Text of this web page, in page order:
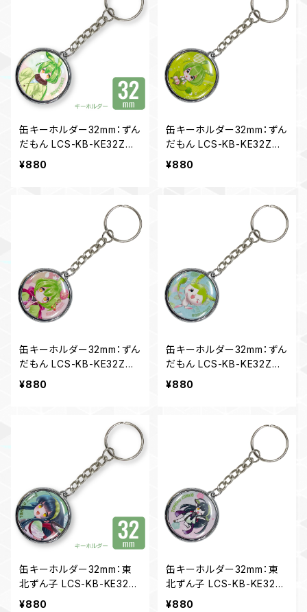
缶キーホルダー32mm：ずん
だもん LCS-KB-KE32ZM0
6
¥880
缶キーホルダー32mm：ずん
だもん LCS-KB-KE32ZM0
1
¥880
缶キーホルダー32mm：ずん
だもん LCS-KB-KE32ZM0
4
¥880
缶キーホルダー32mm：ずん
だもん LCS-KB-KE32ZM0
2
¥880
缶キーホルダー32mm：東
北ずん子 LCS-KB-KE32Z
K01
¥880
缶キーホルダー32mm：東
北ずん子 LCS-KB-KE32Z
K02
¥880